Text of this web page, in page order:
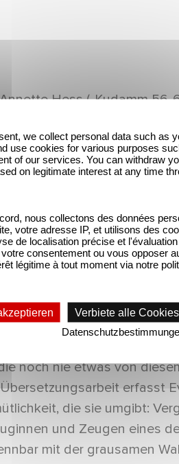
Hess („Kudamm 56-
vor der Kamera:
Thomas Prenn,
Miniserie ist Sabine de
(Netflix), „Die Wespe“
Kamera zeichnen
Dolmetscherin für
erwarten Evas
Es ist der erste
noch nie etwas von
erfasst
die sie umgibt:
und Zeugen eines
mit der grausamen
we collect personal data such as
use cookies for various purposes
of our services. You can withdraw
on legitimate interest at any time
nous collectons des données
votre adresse IP, et utilisons des
de localisation précise et
consentement ou vous opposer
légitime à tout moment via notre
Verbiete alle Cookies